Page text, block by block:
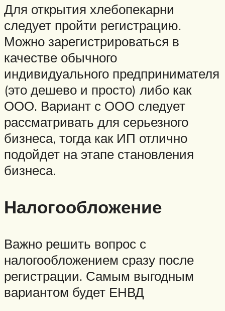
Для открытия хлебопекарни
следует пройти регистрацию.
Можно зарегистрироваться в
качестве обычного
индивидуального предпринимателя
(это дешево и просто) либо как
ООО. Вариант с ООО следует
рассматривать для серьезного
бизнеса, тогда как ИП отлично
подойдет на этапе становления
бизнеса.
Налогообложение
Важно решить вопрос с
налогообложением сразу после
регистрации. Самым выгодным
вариантом будет ЕНВД